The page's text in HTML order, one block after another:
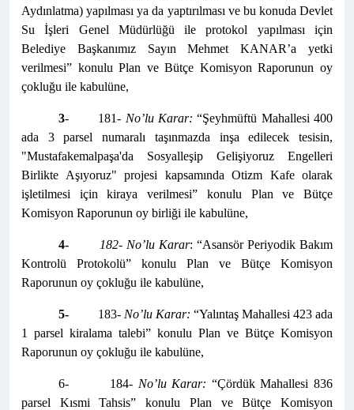
Aydınlatma) yapılması ya da yaptırılması ve bu konuda Devlet
Su İşleri Genel Müdürlüğü ile protokol yapılması için
Belediye Başkanımız Sayın Mehmet KANAR’a yetki
verilmesi” konulu Plan ve Bütçe Komisyon Raporunun oy
çokluğu ile kabulüne,
3- 181- No’lu Karar: “Şeyhmüftü Mahallesi 400
ada 3 parsel numaralı taşınmazda inşa edilecek tesisin,
"Mustafakemalpaşa'da Sosyalleşip Gelişiyoruz Engelleri
Birlikte Aşıyoruz" projesi kapsamında Otizm Kafe olarak
işletilmesi için kiraya verilmesi” konulu Plan ve Bütçe
Komisyon Raporunun oy birliği ile kabulüne,
4- 182- No’lu Karar: “Asansör Periyodik Bakım
Kontrolü Protokolü” konulu Plan ve Bütçe Komisyon
Raporunun oy çokluğu ile kabulüne,
5- 183- No’lu Karar: “Yalıntaş Mahallesi 423 ada
1 parsel kiralama talebi” konulu Plan ve Bütçe Komisyon
Raporunun oy çokluğu ile kabulüne,
6- 184- No’lu Karar: “Çördük Mahallesi 836
parsel Kısmi Tahsis” konulu Plan ve Bütçe Komisyon